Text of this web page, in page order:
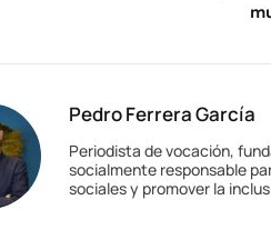
Pedro Ferrera García
Periodista de vocación,
socialmente responsable
sociales y promover la